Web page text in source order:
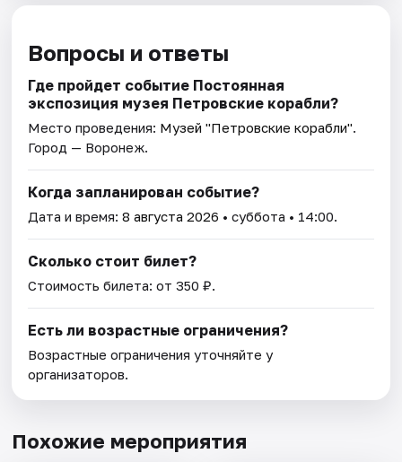
Вопросы и ответы
Где пройдет событие Постоянная
экспозиция музея Петровские корабли?
Место проведения: Музей "Петровские корабли".
Город — Воронеж.
Когда запланирован событие?
Дата и время:8 августа 2026 • суббота • 14:00.
Сколько стоит билет?
Стоимость билета: от 350 ₽.
Есть ли возрастные ограничения?
Возрастные ограничения уточняйте у
организаторов.
Похожие мероприятия